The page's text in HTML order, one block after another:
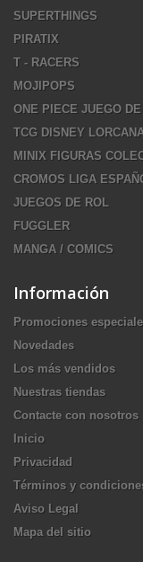
SUPERTHINGS
PIRATIX
T - RACERS
MOJIPOPS
ONE PIECE JUEGO
TCG DISNEY
MINIX FIGURAS
CROMOS LIGA
JUEGOS DE ROL
FUGGLER
MANGA / COMICS
Información
Promociones
Novedades
Los más vendidos
Nuestras tiendas
Contacte con nosotros
Inicio
Privacidad
Términos y
Aviso Legal
Mapa del sitio